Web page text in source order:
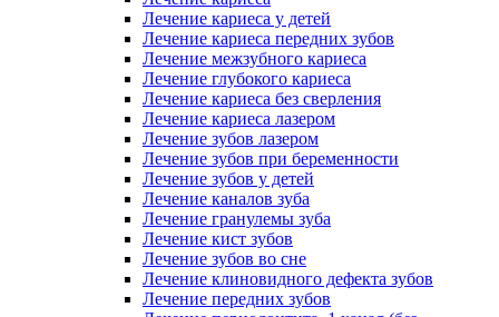
Лечение кариеса у детей
Лечение кариеса передних зубов
Лечение межзубного кариеса
Лечение глубокого кариеса
Лечение кариеса без сверления
Лечение кариеса лазером
Лечение зубов лазером
Лечение зубов при беременности
Лечение зубов у детей
Лечение каналов зуба
Лечение гранулемы зуба
Лечение кист зубов
Лечение зубов во сне
Лечение клиновидного дефекта зубов
Лечение передних зубов